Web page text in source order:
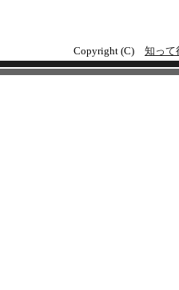
Copyright (C) 知って